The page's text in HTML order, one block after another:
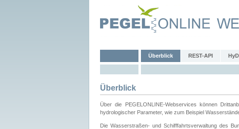
Überblick REST-API
Überblick
Über die PEGELONLINE-Webservices können
hydrologischer Parameter, wie zum Beispiel
Die Wasserstraßen- und Schifffahrtsverwaltung des